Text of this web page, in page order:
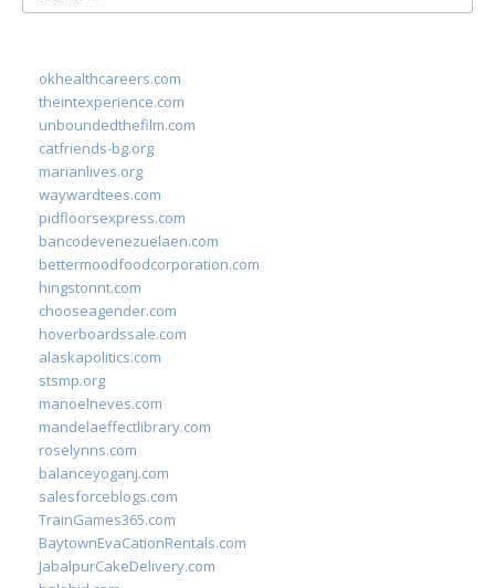
for:
okhealthcareers.com
theintexperience.com
unboundedthefilm.com
catfriends-bg.org
marianlives.org
waywardtees.com
pidfloorsexpress.com
bancodevenezuelaen.com
bettermoodfoodcorporation.com
hingstonnt.com
chooseagender.com
hoverboardssale.com
alaskapolitics.com
stsmp.org
manoelneves.com
mandelaeffectlibrary.com
roselynns.com
balanceyoganj.com
salesforceblogs.com
TrainGames365.com
BaytownEvaCationRentals.com
JabalpurCakeDelivery.com